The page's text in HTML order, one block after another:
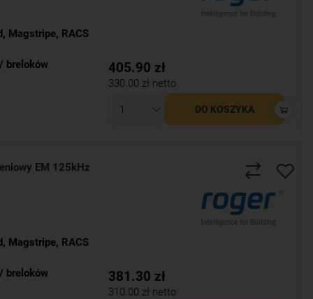
, Magstripe, RACS
breloków
405.90 zł
330.00 zł netto
DO KOSZYKA
EM 125kHz
, Magstripe, RACS
breloków
381.30 zł
310.00 zł netto